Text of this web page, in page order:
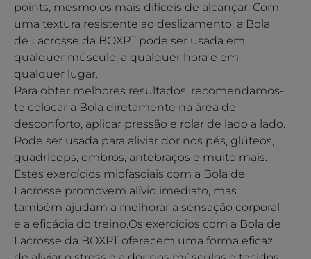
points, mesmo os mais difíceis de alcançar. Com
uma textura resistente ao deslizamento, a Bola
de Lacrosse da BOXPT pode ser usada em
qualquer músculo, a qualquer hora e em
qualquer lugar.
Para obter melhores resultados, recomendamos-
te colocar a Bola diretamente na área de
desconforto, aplicar pressão e rolar de lado a lado.
Pode ser usada para aliviar dor nos pés, glúteos,
quadríceps, ombros, antebraços e muito mais.
Estes exercícios miofasciais com a Bola de
Lacrosse promovem alívio imediato, mas
também ajudam a melhorar a sensação corporal
e a eficácia do treino.Os exercícios com a Bola de
Lacrosse da BOXPT oferecem uma forma eficaz